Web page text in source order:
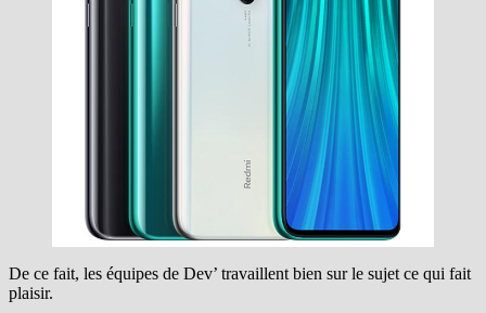
De ce fait, les équipes de Dev’ travaillent bien sur le sujet ce qui fait
plaisir.